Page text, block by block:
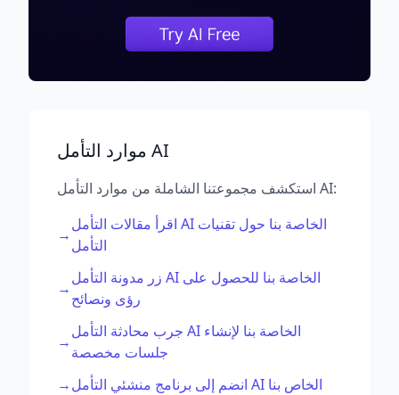
موارد التأمل AI
استكشف مجموعتنا الشاملة من موارد التأمل AI:
→
اقرأ مقالات التأمل AI الخاصة بنا حول تقنيات
التأمل
→
زر مدونة التأمل AI الخاصة بنا للحصول على
رؤى ونصائح
→
جرب محادثة التأمل AI الخاصة بنا لإنشاء
جلسات مخصصة
→
انضم إلى برنامج منشئي التأمل AI الخاص بنا